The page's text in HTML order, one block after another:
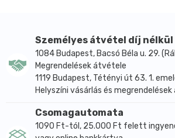
Személyes átvétel díj nélkül
1084 Budapest, Bacsó Béla u. 29.
Megrendelések átvétele
1119 Budapest, Tétényi út 63. 1.
Helyszíni vásárlás és
Csomagautomata
1090 Ft-tól, 25.000 Ft felett